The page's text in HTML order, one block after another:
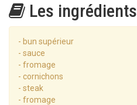
Les ingrédients
- bun supérieur
- sauce
- fromage
- cornichons
- steak
- fromage